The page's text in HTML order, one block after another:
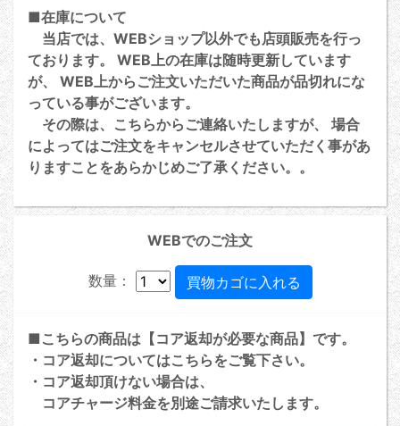
■在庫について
当店では、WEBショップ以外でも店頭販売を行っ
ております。 WEB上の在庫は随時更新しています
が、 WEB上からご注文いただいた商品が品切れにな
っている事がございます。
その際は、こちらからご連絡いたしますが、 場合
によってはご注文をキャンセルさせていただく事があ
りますことをあらかじめご了承ください。。
WEBでのご注文
数量：
■こちらの商品は【コア返却が必要な商品】です。
・コア返却についてはこちらをご覧下さい。
・コア返却頂けない場合は、
コアチャージ料金を別途ご請求いたします。